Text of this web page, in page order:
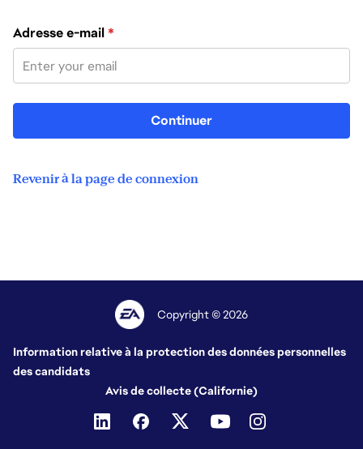
Réinitialiser le mot de passe avec votre e-mail
Adresse e-mail*
Continuer
Revenir à la page de connexion
Copyright © 2026
Information relative à la protection des données personnelles
des candidats
Avis de collecte (Californie)